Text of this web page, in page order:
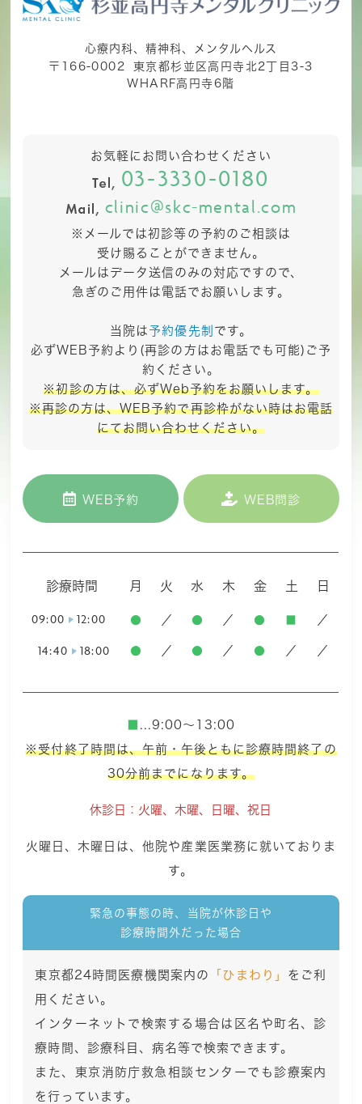
心療内科、精神科、メンタルヘルス
〒166-0002
東京都杉並区高円寺北2丁目3-3
WHARF高円寺6階
お気軽にお問い合わせください
03-3330-0180
clinic@skc-mental.com
※メールでは初診等の予約のご相談は
受け賜ることができません。
メールはデータ送信のみの対応ですので、
急ぎのご用件は電話でお願いします。
当院は 予約優先制 です。
必ずWEB予約より(再診の方はお電話でも可能)ご予
約ください。
※初診の方は、必ずWeb予約をお願いします。
※再診の方は、WEB予約で再診枠がない時はお電話
にてお問い合わせください。
WEB予約 WEB問診
診療時間 月 火 水 木 金 土 日
09:00 12:00 ● ／ ● ／ ● ／
14:40 18:00 ● ／ ● ／ ● ／ ／
...9:00～13:00
※受付終了時間は、午前・午後ともに診療時間終了の
30分前までになります。
休診日：火曜、木曜、日曜、祝日
火曜日、木曜日は、他院や産業医業務に就いておりま
す。
緊急の事態の時、当院が休診日や
診療時間外だった場合
東京都24時間医療機関案内の 「ひまわり」 をご利
用ください。
インターネットで検索する場合は区名や町名、診
療時間、診療科目、病名等で検索できます。
また、東京消防庁救急相談センターでも診療案内
を行っています。